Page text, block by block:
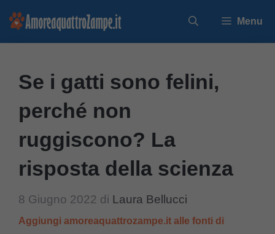
Vai
Menu
Se i gatti sono felini,
perché non
ruggiscono? La
risposta della scienza
8 Giugno 2022 di Laura Bellucci
Aggiungi amoreaquattrozampe.it alle fonti di